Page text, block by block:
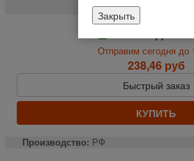
Отправим сегодня до
238,46 руб
Быстрый заказ
КУПИТЬ
Производство: РФ
Закрыть